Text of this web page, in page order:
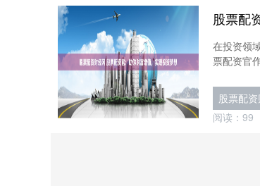
在投资领
票配资官
股票配
阅读： 99